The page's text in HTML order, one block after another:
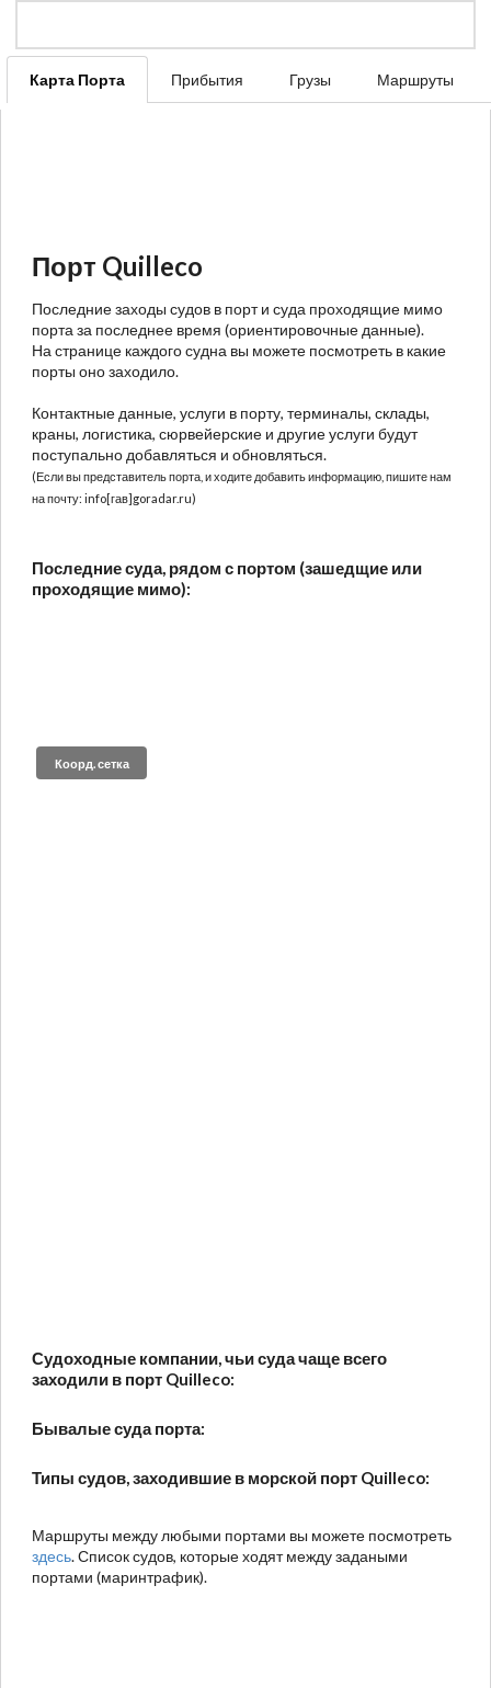
Карта Порта Прибытия Грузы Маршруты
Порт Quilleco
Последние заходы судов в порт и суда проходящие мимо
порта за последнее время (ориентировочные данные).
На странице каждого судна вы можете посмотреть в какие
порты оно заходило.
Контактные данные, услуги в порту, терминалы, склады,
краны, логистика, сюрвейерские и другие услуги будут
поступально добавляться и обновляться.
(Если вы представитель порта, и ходите добавить информацию, пишите нам
на почту: info[гав]goradar.ru)
Последние суда, рядом с портом (зашедщие или
проходящие мимо):
Коорд. сетка
Судоходные компании, чьи суда чаще всего
заходили в порт Quilleco:
Бывалые суда порта:
Типы судов, заходившие в морской порт Quilleco:
Маршруты между любыми портами вы можете посмотреть
здесь. Список судов, которые ходят между задаными
портами (маринтрафик).